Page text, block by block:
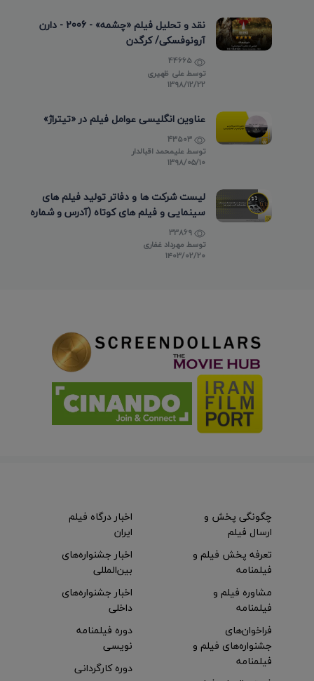
نقد و تحلیل فیلم «چشمه» - 2006 - دارن
آرونوفسکی/ کرگدن
توسطعلی ظهیری
۱۳۹۸/۱۲/۲۲
عناوین انگلیسی عوامل فیلم در «تیتراژ»
توسطعلیمحمد اقبالدار
۱۳۹۸/۰۵/۱۰
لیست شرکت ها و دفاتر تولید فیلم های
سینمایی و فیلم های کوتاه (آدرس و شماره
تماس)
توسط مهرداد غفاری
۱۴۰۳/۰۲/۲۰
چگونگی پخش و
ارسال فیلم
تعرفه پخش فیلم و
فیلمنامه
مشاوره فیلم و
فیلمنامه
اخبار درگاه فیلم
ایران
اخبار جشنواره‌های
بین‌المللی
اخبار جشنواره‌های
داخلی
فراخوان‌های
جشنواره‌های فیلم و
فیلمنامه
دوره فیلمنامه
نویسی
دوره کارگردانی